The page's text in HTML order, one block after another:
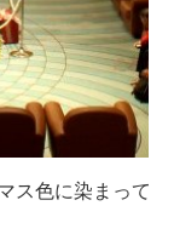
ス色に染まって